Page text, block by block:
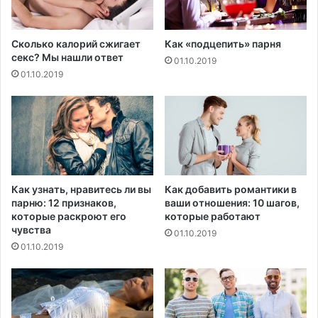
п
м
о
г
у
т
б
о
о
т
с
я
с
б
л
ы
Сколько калорий сжигает
секс? Мы нашли ответ
01.10.2019
Как «подцепить» парня
01.10.2019
Как узнать, нравитесь ли вы
парню: 12 признаков,
которые раскроют его
чувства
01.10.2019
Как добавить романтики в
ваши отношения: 10 шагов,
которые работают
01.10.2019